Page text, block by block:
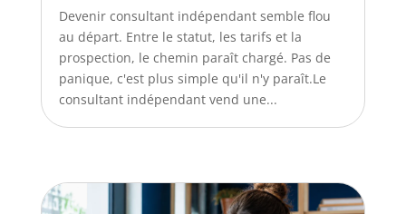
Devenir consultant indépendant semble flou
au départ. Entre le statut, les tarifs et la
prospection, le chemin paraît chargé. Pas de
panique, c'est plus simple qu'il n'y paraît.Le
consultant indépendant vend une...